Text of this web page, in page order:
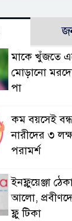
মাকে খুঁজতে
মোড়ানো
পা
কম বয়সেই
নারীদের ৩
পরামর্শ
ইনফ্লুয়েঞ্জা
আলো,
ফ্লু টিকা